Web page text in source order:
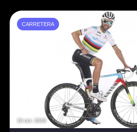
CARRETERA
15 oct. 2018